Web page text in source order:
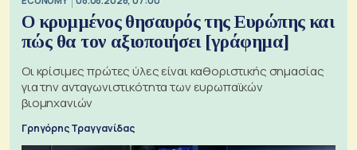
Ο κρυμμένος θησαυρός της Ευρώπης και
πώς θα τον αξιοποιήσει [γράφημα]
Οι κρίσιμες πρώτες ύλες είναι καθοριστικής σημασίας
για την ανταγωνιστικότητα των ευρωπαϊκών
βιομηχανιών
Γρηγόρης Τραγγανίδας